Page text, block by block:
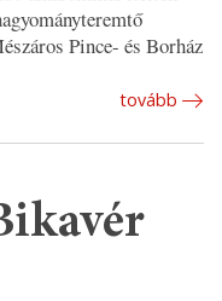
Pince- és Borház
tovább